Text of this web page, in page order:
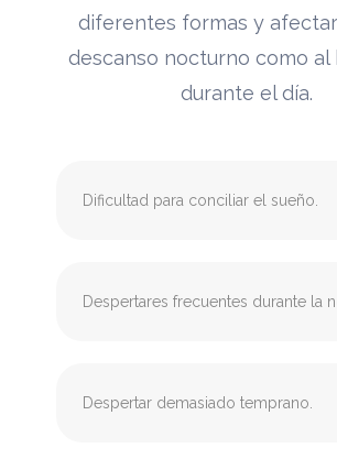
diferentes formas y
descanso nocturno como al
durante el día.
Dificultad para conciliar el sueño.
Despertares frecuentes durante la
Despertar demasiado temprano.